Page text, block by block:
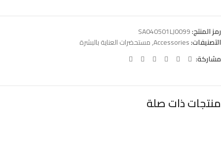
رمز المنتج:SA040501LJ0099
التصنيفات:Accessories
,مستحضرات العناية بالبشرة
مشاركة:
منتجات ذات صلة